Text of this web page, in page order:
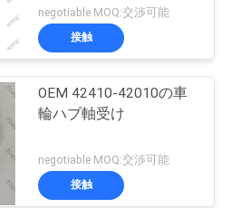
negotiable MOQ:交渉可能
接触
OEM 42410-42010の車
輪ハブ軸受け
negotiable MOQ:交渉可能
接触